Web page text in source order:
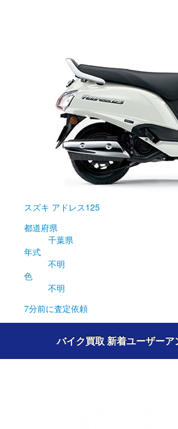
スズキ アドレス125
都道府県
千葉県
年式
不明
色
不明
7分前に査定依頼
バイク買取 新着ユーザーア